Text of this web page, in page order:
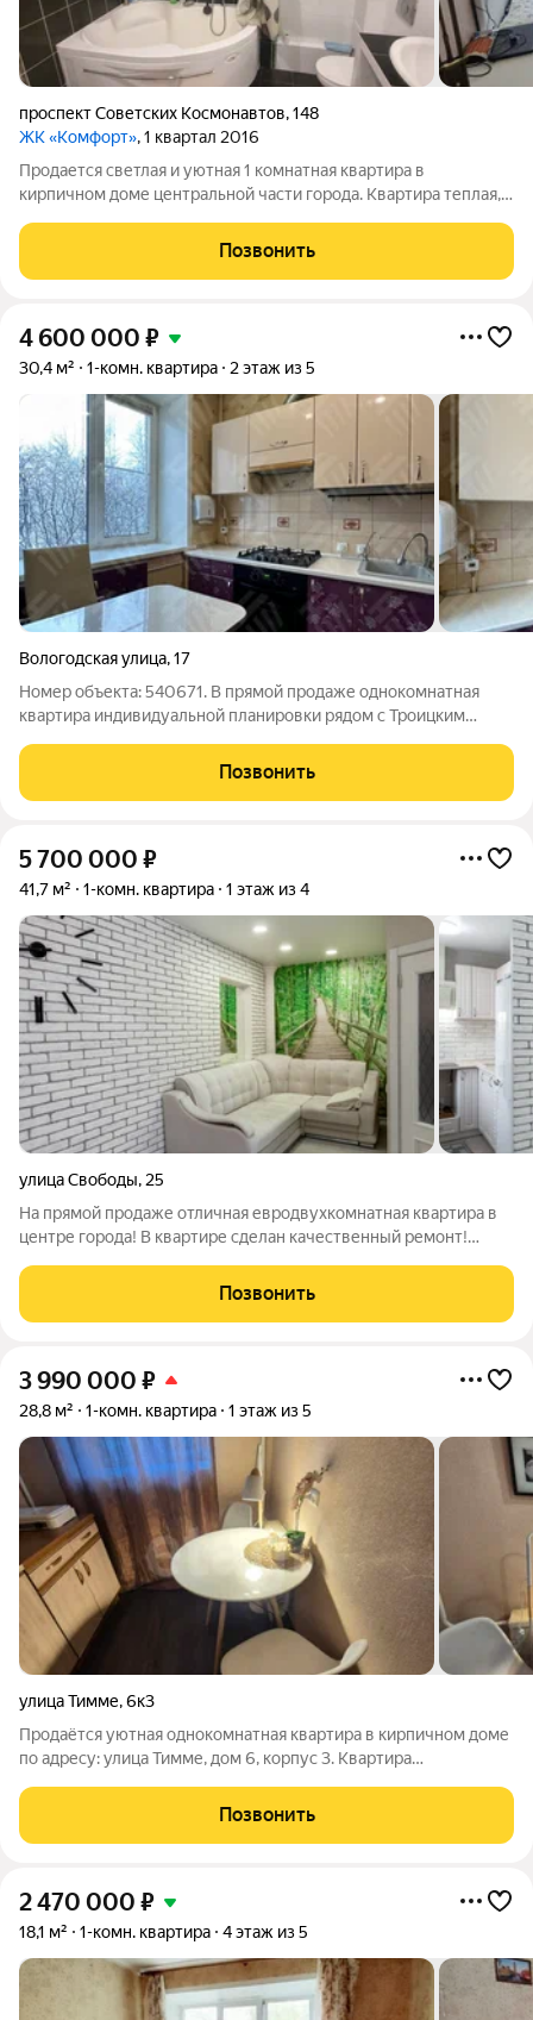
проспект Советских Космонавтов,148
ЖК «Комфорт», 1 квартал 2016
Продается светлая и уютная 1 комнатная квартира в
кирпичном доме центральной части города. Квартира теплая,
функцией обогрева и охлаждения. Санузел совмещенный. Дом
после капитального ремонта,
Позвонить
4 600 000 ₽
30,4 м² 1-комн. квартира 2 этаж из 5
Вологодская улица,17
Номер объекта: 540671. В прямой продаже однокомнатная
квартира индивидуальной планировки рядом с Троицким
Расположена на комфортном 2-м этаже 5-ти этажного
кирпичного дома. Чистый, ухоженный
Позвонить
5 700 000 ₽
41,7 м² 1-комн. квартира 1 этаж из 4
улица Свободы, 25
На прямой продаже отличная евродвухкомнатная квартира в
центре города! В квартире сделан качественный ремонт!
отличная инфраструктура! Звоните и приходите на просмотр в
любое удобное для вас
Позвонить
3 990 000 ₽
28,8 м² 1-комн. квартира 1 этаж из 5
улица Тимме,6к3
Продаётся уютная однокомнатная квартира в кирпичном доме
по адресу: улица Тимме, дом 6, корпус 3. Квартира
Позвонить
2 470 000 ₽
18,1 м² 1-комн. квартира 4 этаж из 5